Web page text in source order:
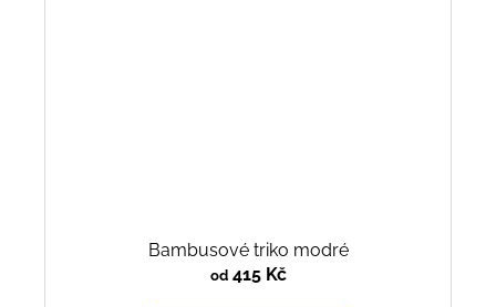
Bambusové triko modré
od415 Kč